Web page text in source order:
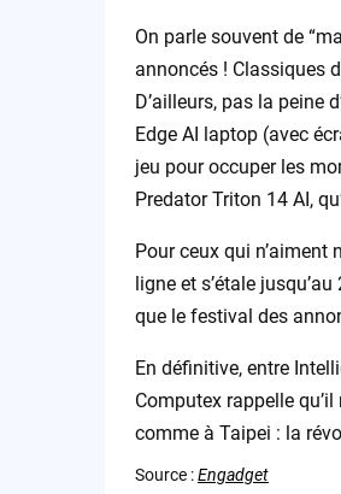
On parle souvent de
annoncés ! Classiques
D’ailleurs, pas la peine
Edge AI laptop (avec
jeu pour occuper les
Predator Triton 14 AI,
Pour ceux qui n’aiment
ligne et s’étale
que le festival des
En définitive, entre
Computex rappelle
comme à Taipei : la
Source :Engadget